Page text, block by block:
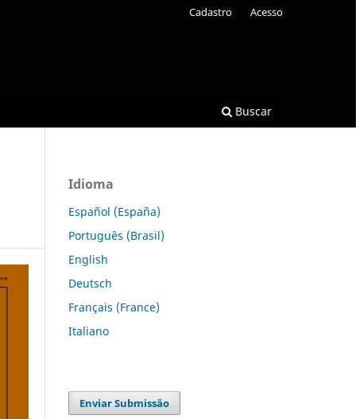
Buscar
Cadastro Acesso
Idioma
Español (España)
Português (Brasil)
English
Deutsch
Français (France)
Italiano
Enviar Submissão